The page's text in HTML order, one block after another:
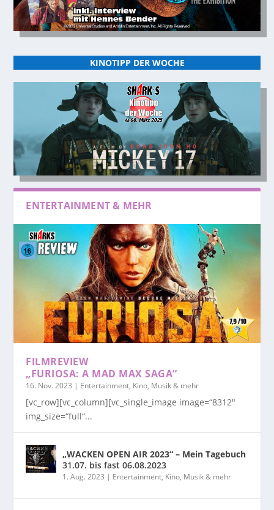
KINOTIPP DER WOCHE
ENTERTAINMENT & MEHR
FILMREVIEW
„FURIOSA: A MAD MAX SAGA“
16. Nov. 2023 | Entertainment, Kino, Musik & mehr
[vc_row][vc_column][vc_single_image image=“8312″
img_size=“full“...
„WACKEN OPEN AIR 2023“ – Mein Tagebuch
31.07. bis fast 06.08.2023
1. Aug. 2023 | Entertainment, Kino, Musik & mehr